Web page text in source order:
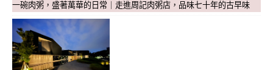
一碗肉粥，盛著萬華的日常｜走進周記肉粥店，品味七十年的古早味